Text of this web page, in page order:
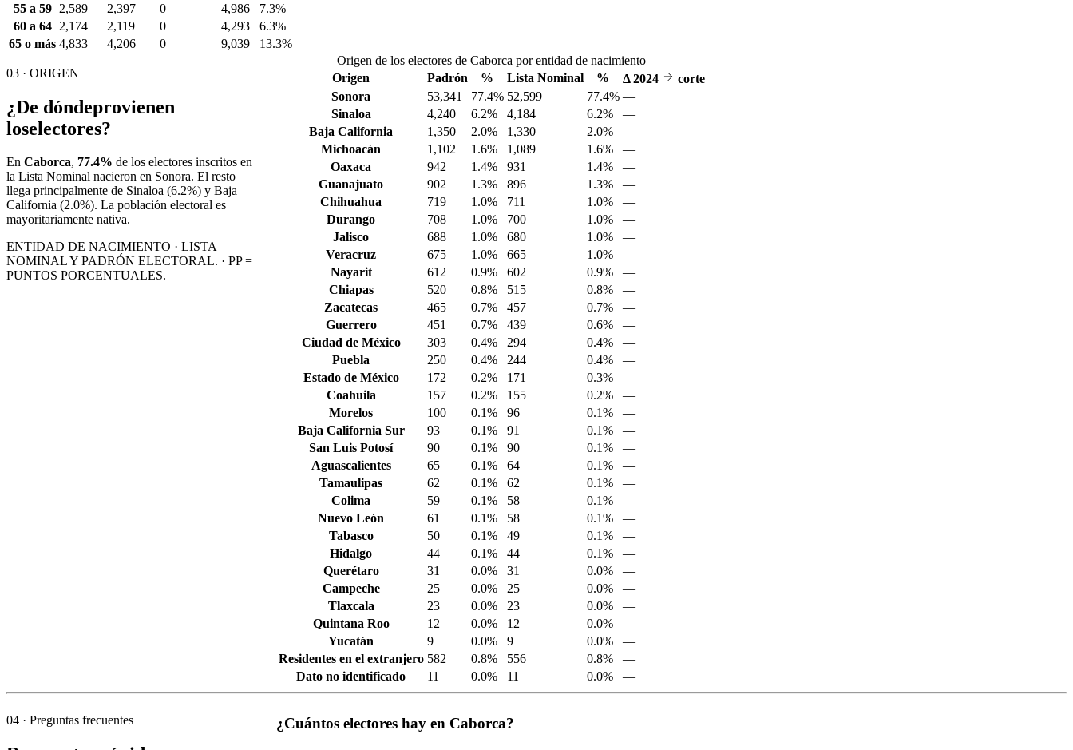
55 a 59
2,589 2,397 0 4,986
7.3%
60 a 64
2,174 2,119 0 4,293
6.3%
65 o más 4,833 4,206 0 9,039 13.3%
03 · ORIGEN
¿De dóndeprovienen
loselectores?
En Caborca, 77.4% de los electores inscritos en
la Lista Nominal nacieron en Sonora. El resto
llega principalmente de Sinaloa (6.2%) y Baja
California (2.0%). La población electoral es
mayoritariamente nativa.
ENTIDAD DE NACIMIENTO · LISTA
NOMINAL Y PADRÓN ELECTORAL. · PP =
PUNTOS PORCENTUALES.
Origen de los electores de Caborca por entidad de nacimiento
Origen
Padrón % Lista Nominal % Δ2024
corte
Sonora
53,341 77.4% 52,599 77.4% —
Sinaloa
4,240 6.2% 4,184 6.2%
—
Baja California
1,350 2.0% 1,330 2.0%
—
Michoacán
1,102 1.6% 1,089 1.6%
—
Oaxaca
942 1.4% 931 1.4%
—
Guanajuato
902 1.3% 896 1.3%
—
Chihuahua
719 1.0% 711 1.0%
—
Durango
708 1.0% 700 1.0%
—
Jalisco
688 1.0% 680 1.0%
—
Veracruz
675 1.0% 665 1.0%
—
Nayarit
612 0.9% 602 0.9%
—
Chiapas
520 0.8% 515 0.8%
—
Zacatecas
465 0.7% 457 0.7%
—
Guerrero
451 0.7% 439 0.6%
—
Ciudad de México
303 0.4% 294 0.4%
—
Puebla
250 0.4% 244 0.4%
—
Estado de México
172 0.2% 171 0.3%
—
Coahuila
157 0.2% 155 0.2%
—
Morelos
100 0.1% 96 0.1%
—
Baja California Sur
93 0.1% 91 0.1%
—
San Luis Potosí
90 0.1% 90 0.1%
—
Aguascalientes
65 0.1% 64 0.1%
—
Tamaulipas
62 0.1% 62 0.1%
—
Colima
59 0.1% 58 0.1%
—
Nuevo León
61 0.1% 58 0.1%
—
Tabasco
50 0.1% 49 0.1%
—
Hidalgo
44 0.1% 44 0.1%
—
Querétaro
31 0.0% 31 0.0%
—
Campeche
25 0.0% 25 0.0%
—
Tlaxcala
23 0.0% 23 0.0%
—
Quintana Roo
12 0.0% 12 0.0%
—
Yucatán
9 0.0% 9 0.0%
—
Residentes en el extranjero 582 0.8% 556 0.8%
—
Dato no identificado
11 0.0% 11 0.0% —
04 · Preguntas frecuentes ¿Cuántos electores hay en Caborca?